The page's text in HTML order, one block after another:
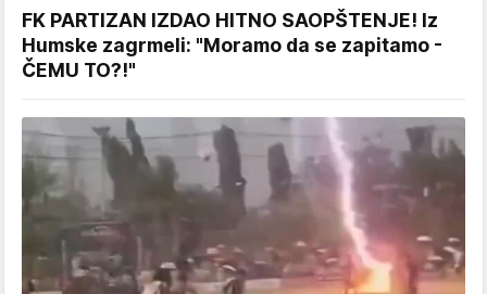
FK PARTIZAN IZDAO HITNO SAOPŠTENJE! Iz
Humske zagrmeli: "Moramo da se zapitamo -
ČEMU TO?!"